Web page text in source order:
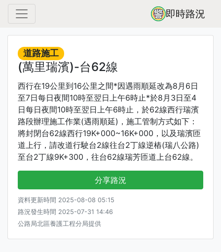
即時路況
道路施工
(萬里瑞濱)-台62線
西行在19公里到16公里之間*因遇雨順延改為8月6日
至7日每日夜間10時至翌日上午6時止*於8月3日至4
日每日夜間10時至翌日上午6時止，於62線西行瑞濱
路段辦理施工作業(遇雨順延)，施工管制方式如下：
將封閉台62線西行19K+000~16K+000，以及瑞濱匝
道上行，請改道行駛台2線往台2丁線逆樁(瑞八公路)
至台2丁線9K+300，往台62線瑞芳匝道上台62線。
分享路況
資料更新時間 2025-08-08 05:15
路況發生時間 2025-07-31 14:46
公路局北區養護工程分局提供